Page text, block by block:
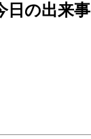
日の出来事